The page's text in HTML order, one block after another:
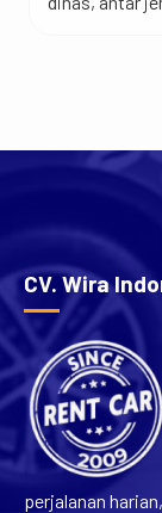
perjalanan
kenyamanan
CV. Wira
perjalanan